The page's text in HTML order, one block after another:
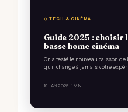
⌬ TECH & CINÉMA
Guide 2025 : choisir
basse home cinéma
On a testé le nouveau caisson
qu’il change à jamais votre
19 JAN 2025 · 1 MIN